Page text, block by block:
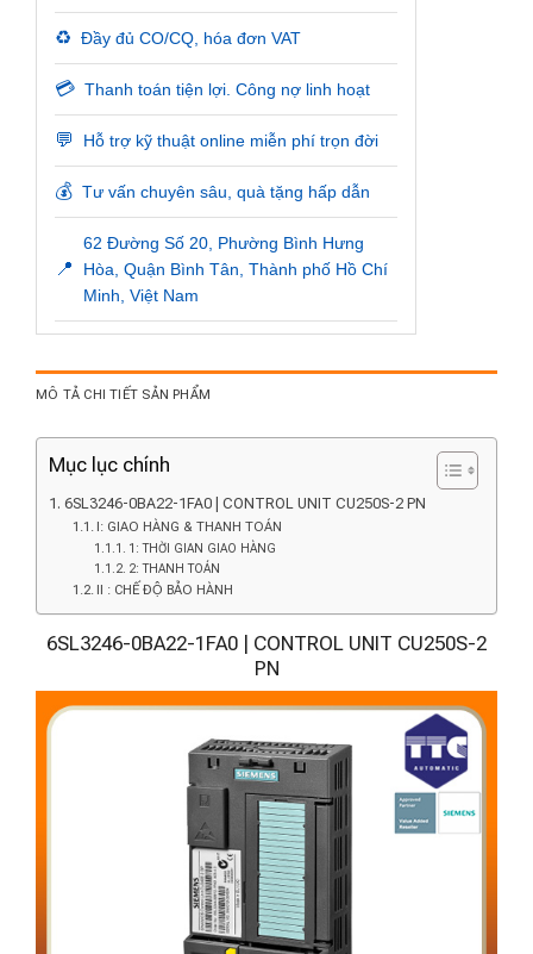
♻️ Đầy đủ CO/CQ, hóa đơn VAT
💳 Thanh toán tiện lợi. Công nợ linh hoạt
💬 Hỗ trợ kỹ thuật online miễn phí trọn đời
💰 Tư vấn chuyên sâu, quà tặng hấp dẫn
📍
62 Đường Số 20, Phường Bình Hưng
Hòa, Quận Bình Tân, Thành phố Hồ Chí
Minh, Việt Nam
MÔ TẢ CHI TIẾT SẢN PHẨM
Mục lục chính
6SL3246-0BA22-1FA0 | CONTROL UNIT CU250S-2 PN
I: GIAO HÀNG & THANH TOÁN
1: THỜI GIAN GIAO HÀNG
2: THANH TOÁN
II : CHẾ ĐỘ BẢO HÀNH
6SL3246-0BA22-1FA0 | CONTROL UNIT CU250S-2
PN